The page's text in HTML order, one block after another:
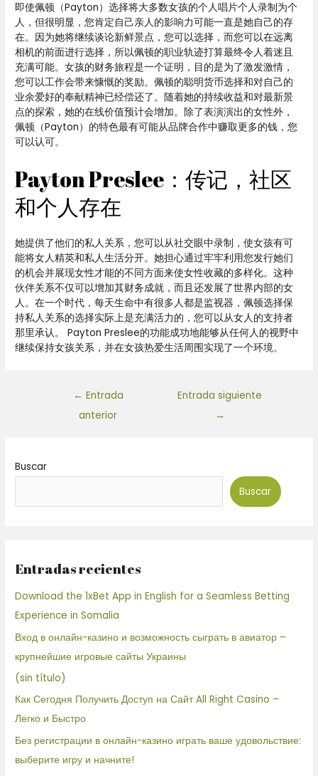
即使佩顿（Payton）选择将大多数女孩的个人唱片个人录制为个
人，但很明显，您肯定自己亲人的影响力可能一直是她自己的存
在。因为她将继续谈论新鲜景点，您可以选择，而您可以在远离
相机的前面进行选择，所以佩顿的职业轨迹打算最终令人着迷且
充满可能。女孩的财务旅程是一个证明，目的是为了激发激情，
您可以工作会带来慷慨的奖励。佩顿的聪明货币选择和对自己的
业余爱好的奉献精神已经偿还了。随着她的持续收益和对最新景
点的探索，她的在线价值预计会增加。除了表演演出的女性外，
佩顿（Payton）的特色最有可能从品牌合作中赚取更多的钱，您
可以认可。
Payton Preslee：传记，社区
和个人存在
她提供了他们的私人关系，您可以从社交眼中录制，使女孩有可
能将女人精英和私人生活分开。她担心通过牢牢利用您发行她们
的机会并展现女性才能的不同方面来使女性收藏的多样化。这种
伙伴关系不仅可以增加其财务成就，而且还发展了世界内部的女
人。在一个时代，每天生命中有很多人都是监视器，佩顿选择保
持私人关系的选择实际上是充满活力的，您可以从女人的支持者
那里承认。 Payton Preslee的功能成功地能够从任何人的视野中
继续保持女孩关系，并在女孩热爱生活周围实现了一个环境。
← Entrada
anterior
Entrada siguiente
→
Buscar
Buscar
Entradas recientes
Download the 1xBet App in English for a Seamless Betting
Experience in Somalia
Вход в онлайн-казино и возможность сыграть в авиатор –
крупнейшие игровые сайты Украины
(sin título)
Как Сегодня Получить Доступ на Сайт All Right Casino –
Легко и Быстро
Без регистрации в онлайн-казино играть ваше удовольствие:
выберите игру и начните!